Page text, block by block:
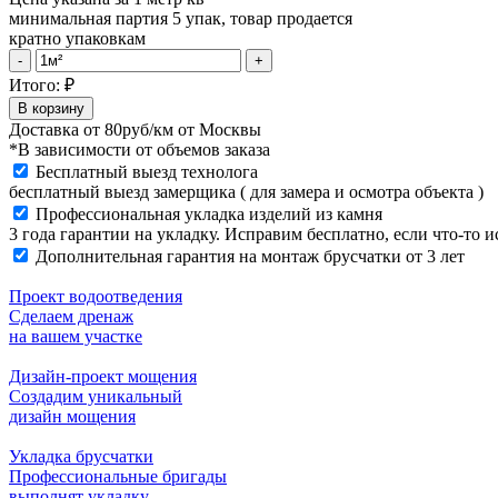
минимальная партия 5 упак, товар продается
кратно упаковкам
Решетка
водоприемная
Standartpark
Drive
DN100
щелевая
чугунная
ВЧ
кл.
D400
quantity
- +
Итого: ₽
В корзину
Доставка от 80руб/км от Москвы
*В зависимости от объемов заказа
Бесплатный выезд технолога
бесплатный выезд замерщика ( для замера и осмотра объекта )
Профессиональная укладка изделий из камня
3 года гарантии на укладку. Исправим бесплатно, если что-то
Дополнительная гарантия на монтаж брусчатки от 3 лет
Проект водоотведения
Сделаем дренаж
на вашем участке
Дизайн-проект мощения
Создадим уникальный
дизайн мощения
Укладка брусчатки
Профессиональные бригады